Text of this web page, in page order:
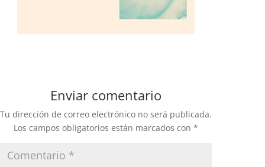
Enviar comentario
Tu dirección de correo electrónico no será publicada.
Los campos obligatorios están marcados con*